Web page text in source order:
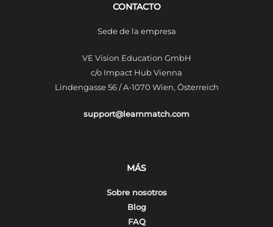
CONTACTO
Sede de la empresa
VE Vision Education GmbH
c/o Impact Hub Vienna
Lindengasse 56 / A-1070 Wien, Österreich
support@learnmatch.com
MÁS
Sobre nosotros
Blog
FAQ